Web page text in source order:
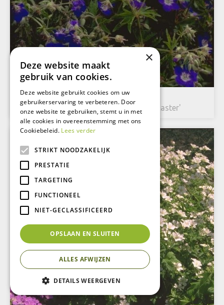
Bosooievaarsbek
Geranium sylvaticum 'Amy Doncaster'
×
Deze website maakt
gebruik van cookies.
Deze website gebruikt cookies om uw
gebruikerservaring te verbeteren. Door
onze website te gebruiken, stemt u in met
alle cookies in overeenstemming met ons
Cookiebeleid. Lees verder
STRIKT NOODZAKELIJK
PRESTATIE
TARGETING
FUNCTIONEEL
NIET-GECLASSIFICEERD
OPSLAAN EN SLUITEN
ALLES AFWIJZEN
DETAILS WEERGEVEN